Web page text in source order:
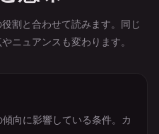
割と合わせて読みます。同じ
ニュアンスも変わります。
向に影響している条件。カ